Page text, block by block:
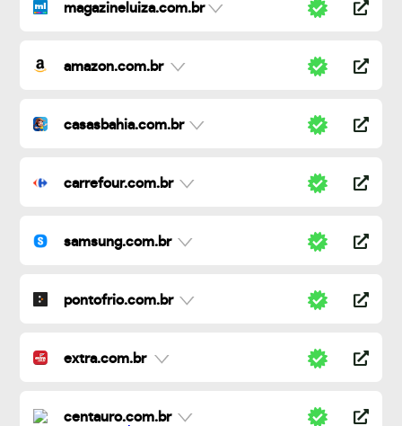
magazineluiza.com.br
amazon.com.br
casasbahia.com.br
carrefour.com.br
samsung.com.br
pontofrio.com.br
extra.com.br
centauro.com.br